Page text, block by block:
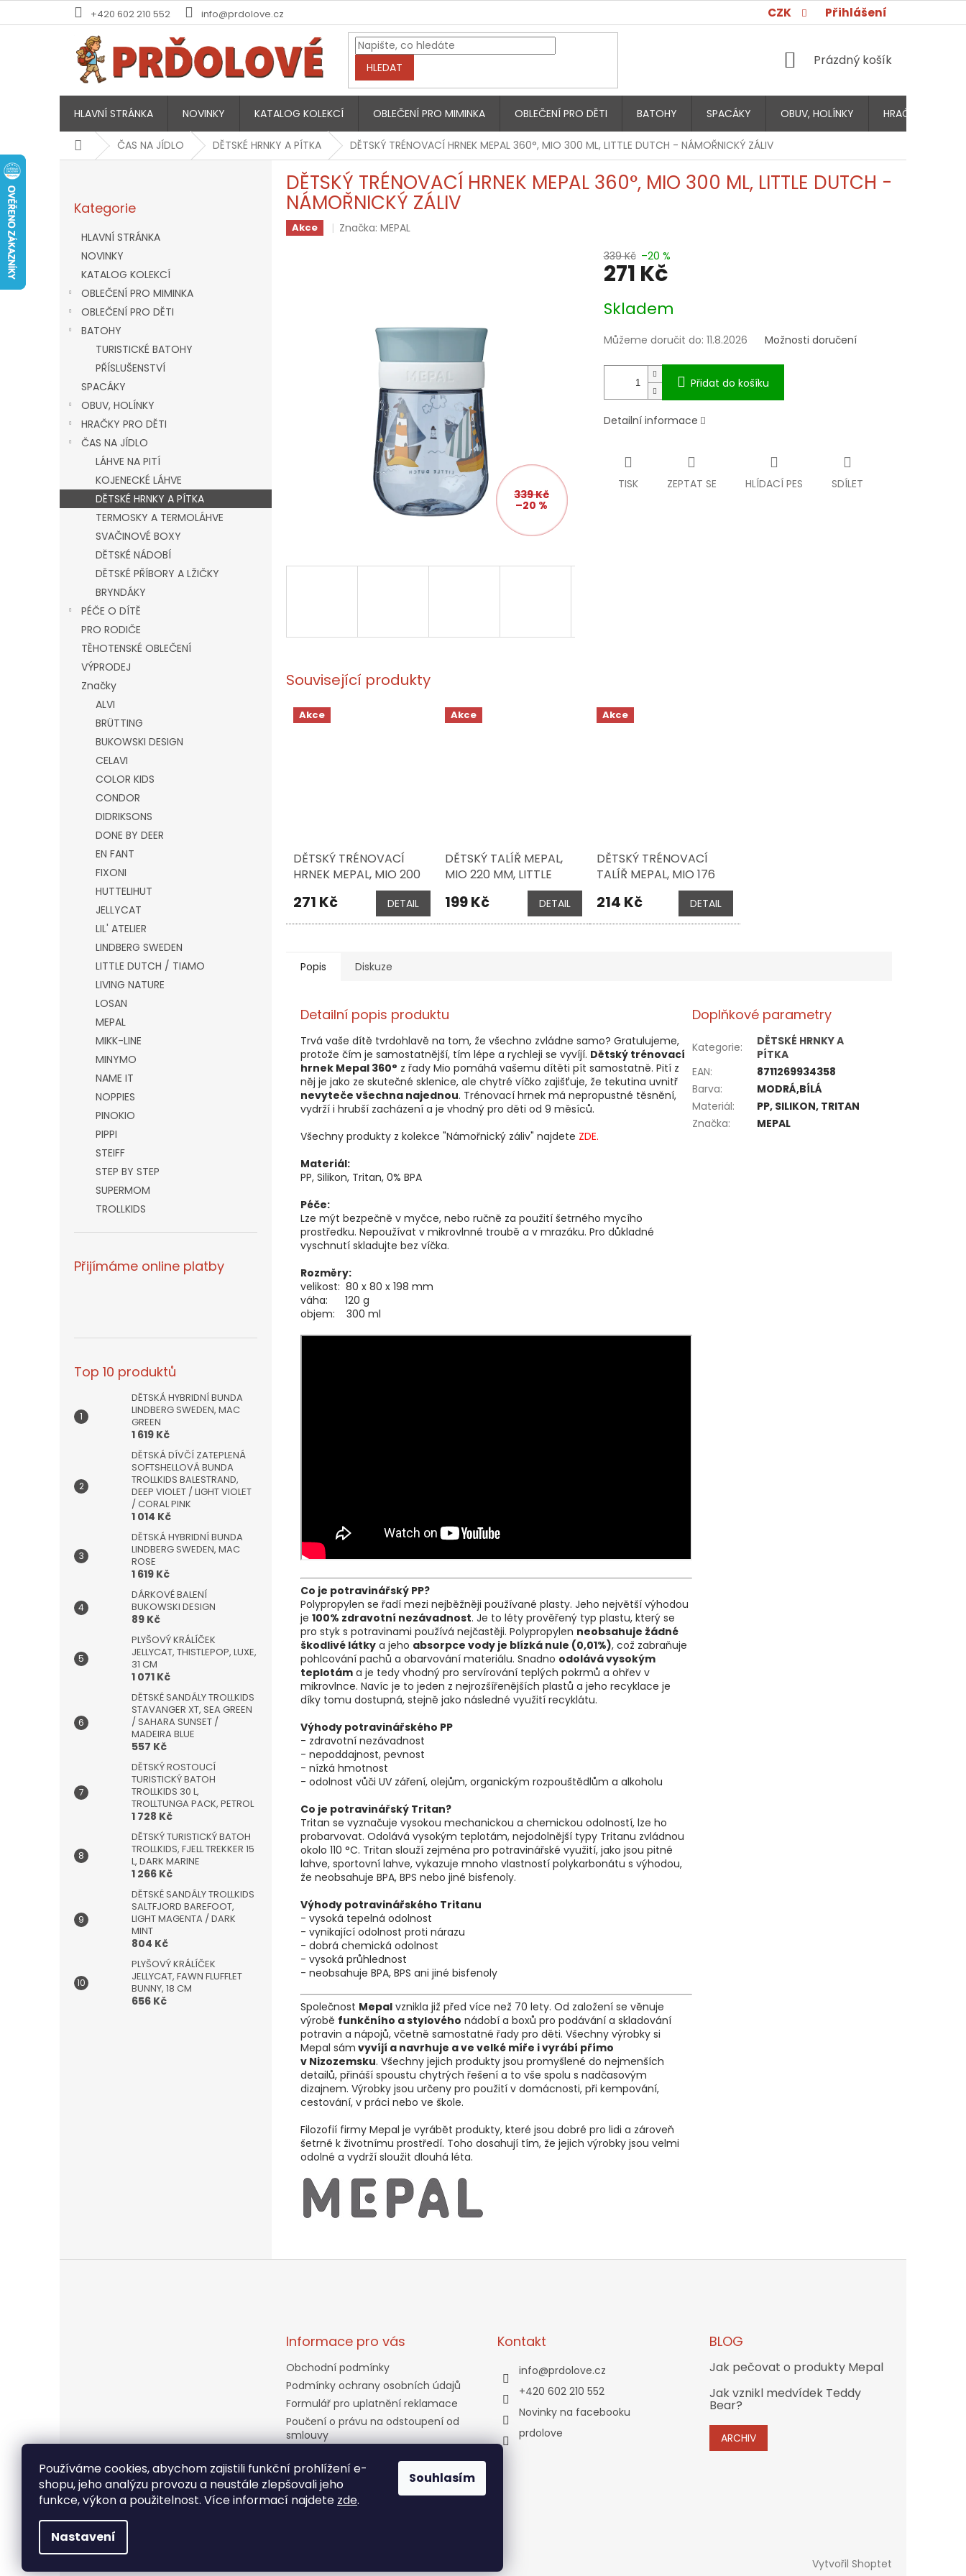
Používáme cookies, abychom zajistili funkční prohlížení e-
shopu, jeho analýzu provozu a neustále zlepšovali jeho
funkce, výkon a použitelnost. Více informací najdete zde.
Nastavení
Souhlasím
+420 602 210 552 info@prdolove.cz CZK Přihlášení
HLEDAT
NÁKUPNÍ
Prázdný košík
HLAVNÍ STRÁNKA NOVINKY KATALOG KOLEKCÍ OBLEČENÍ PRO MIMINKA OBLEČENÍ PRO DĚTI BATOHY SPACÁKY OBUV, HOLÍNKY HRAČKY PRO
DomůČAS NA JÍDLO DĚTSKÉ HRNKY A PÍTKA DĚTSKÝ TRÉNOVACÍ HRNEK MEPAL 360°, MIO 300 ML, LITTLE DUTCH - NÁMOŘNICKÝ ZÁLIV
kategorie
Kategorie
HLAVNÍ STRÁNKA
NOVINKY
KATALOG KOLEKCÍ
OBLEČENÍ PRO MIMINKA
OBLEČENÍ PRO DĚTI
BATOHY
TURISTICKÉ BATOHY
PŘÍSLUŠENSTVÍ
SPACÁKY
OBUV, HOLÍNKY
HRAČKY PRO DĚTI
ČAS NA JÍDLO
LÁHVE NA PITÍ
KOJENECKÉ LÁHVE
DĚTSKÉ HRNKY A PÍTKA
TERMOSKY A TERMOLÁHVE
SVAČINOVÉ BOXY
DĚTSKÉ NÁDOBÍ
DĚTSKÉ PŘÍBORY A LŽIČKY
BRYNDÁKY
PÉČE O DÍTĚ
PRO RODIČE
TĚHOTENSKÉ OBLEČENÍ
VÝPRODEJ
Značky
ALVI
BRÜTTING
BUKOWSKI DESIGN
CELAVI
COLOR KIDS
CONDOR
DIDRIKSONS
DONE BY DEER
EN FANT
FIXONI
HUTTELIHUT
JELLYCAT
LIL' ATELIER
LINDBERG SWEDEN
LITTLE DUTCH / TIAMO
LIVING NATURE
LOSAN
MEPAL
MIKK-LINE
MINYMO
NAME IT
NOPPIES
PINOKIO
PIPPI
STEIFF
STEP BY STEP
SUPERMOM
TROLLKIDS
Přijímáme online platby
Top 10 produktů
DĚTSKÁ HYBRIDNÍ BUNDA
LINDBERG SWEDEN, MAC
GREEN
1 619 Kč
DĚTSKÁ DÍVČÍ ZATEPLENÁ
SOFTSHELLOVÁ BUNDA
TROLLKIDS BALESTRAND,
DEEP VIOLET / LIGHT VIOLET
/ CORAL PINK
1 014 Kč
DĚTSKÁ HYBRIDNÍ BUNDA
LINDBERG SWEDEN, MAC
ROSE
1 619 Kč
DÁRKOVÉ BALENÍ
BUKOWSKI DESIGN
89 Kč
PLYŠOVÝ KRÁLÍČEK
JELLYCAT, THISTLEPOP, LUXE,
31 CM
1 071 Kč
DĚTSKÉ SANDÁLY TROLLKIDS
STAVANGER XT, SEA GREEN
/ SAHARA SUNSET /
MADEIRA BLUE
557 Kč
DĚTSKÝ ROSTOUCÍ
TURISTICKÝ BATOH
TROLLKIDS 30 L,
TROLLTUNGA PACK, PETROL
1 728 Kč
DĚTSKÝ TURISTICKÝ BATOH
TROLLKIDS, FJELL TREKKER 15
L, DARK MARINE
1 266 Kč
DĚTSKÉ SANDÁLY TROLLKIDS
SALTFJORD BAREFOOT,
LIGHT MAGENTA / DARK
MINT
804 Kč
PLYŠOVÝ KRÁLÍČEK
JELLYCAT, FAWN FLUFFLET
BUNNY, 18 CM
656 Kč
DĚTSKÝ TRÉNOVACÍ HRNEK MEPAL 360°, MIO 300 ML, LITTLE DUTCH -
NÁMOŘNICKÝ ZÁLIV
Akce Značka:MEPAL
339 Kč
–20 %
339 Kč –20 %
271 Kč
cena:
Skladem
Můžeme doručit do: 11.8.2026 Možnosti doručení
Přidat do košíku
Detailní informace
TISK ZEPTAT SE HLÍDACÍ PES SDÍLET
Související produkty
Akce
DĚTSKÝ TRÉNOVACÍ
HRNEK MEPAL, MIO 200
ML, LITTLE DUTCH -
NÁMOŘNICKÝ ZÁLIV
271 Kč DETAIL
Akce
DĚTSKÝ TALÍŘ MEPAL,
MIO 220 MM, LITTLE
DUTCH - NÁMOŘNICKÝ
ZÁLIV
199 Kč DETAIL
Akce
DĚTSKÝ TRÉNOVACÍ
TALÍŘ MEPAL, MIO 176
MM, LITTLE DUTCH -
NÁMOŘNICKÝ ZÁLIV
214 Kč DETAIL
Popis Diskuze
Detailní popis produktu
Trvá vaše dítě tvrdohlavě na tom, že všechno zvládne samo? Gratulujeme,
protože čím je samostatnější, tím lépe a rychleji se vyvíjí. Dětský trénovací
hrnek Mepal 360° z řady Mio pomáhá vašemu dítěti pít samostatně. Pití z
něj je jako ze skutečné sklenice, ale chytré víčko zajišťuje, že tekutina uvnitř
nevyteče všechna najednou. Trénovací hrnek má nepropustné těsnění,
vydrží i hrubší zacházení a je vhodný pro děti od 9 měsíců.
Všechny produkty z kolekce "Námořnický záliv" najdete ZDE.
Materiál:
PP, Silikon, Tritan, 0% BPA
Péče:
Lze mýt bezpečně v myčce, nebo ručně za použití šetrného mycího
prostředku. Nepoužívat v mikrovlnné troubě a v mrazáku. Pro důkladné
vyschnutí skladujte bez víčka.
Rozměry:
velikost: 80 x 80 x 198 mm
váha: 120 g
objem: 300 ml
Co je potravinářský PP?
Polypropylen se řadí mezi nejběžněji používané plasty. Jeho největší výhodou
je 100% zdravotní nezávadnost. Je to léty prověřený typ plastu, který se
pro styk s potravinami používá nejčastěji. Polypropylen neobsahuje žádné
škodlivé látky a jeho absorpce vody je blízká nule (0,01%), což zabraňuje
pohlcování pachů a obarvování materiálu. Snadno odolává vysokým
teplotám a je tedy vhodný pro servírování teplých pokrmů a ohřev v
mikrovlnce. Navíc je to jeden z nejrozšířenějších plastů a jeho recyklace je
díky tomu dostupná, stejně jako následné využití recyklátu.
Výhody potravinářského PP
- zdravotní nezávadnost
- nepoddajnost, pevnost
- nízká hmotnost
- odolnost vůči UV záření, olejům, organickým rozpouštědlům a alkoholu
Co je potravinářský Tritan?
Tritan se vyznačuje vysokou mechanickou a chemickou odolností, lze ho
probarvovat. Odolává vysokým teplotám, nejodolnější typy Tritanu zvládnou
okolo 110 °C. Tritan slouží zejména pro potravinářské využití, jako jsou pitné
lahve, sportovní lahve, vykazuje mnoho vlastností polykarbonátu s výhodou,
že neobsahuje BPA, BPS nebo jiné bisfenoly.
Výhody potravinářského Tritanu
- vysoká tepelná odolnost
- vynikající odolnost proti nárazu
- dobrá chemická odolnost
- vysoká průhlednost
- neobsahuje BPA, BPS ani jiné bisfenoly
Společnost Mepal vznikla již před více než 70 lety. Od založení se věnuje
výrobě funkčního a stylového nádobí a boxů pro podávání a skladování
potravin a nápojů, včetně samostatné řady pro děti. Všechny výrobky si
Mepal sám vyvíjí a navrhuje a ve velké míře i vyrábí přímo
v Nizozemsku. Všechny jejich produkty jsou promyšlené do nejmenších
detailů, přináší spoustu chytrých řešení a to vše spolu s nadčasovým
dizajnem. Výrobky jsou určeny pro použití v domácnosti, při kempování,
cestování, v práci nebo ve škole.
Filozofií firmy Mepal je vyrábět produkty, které jsou dobré pro lidi a zároveň
šetrné k životnímu prostředí. Toho dosahují tím, že jejich výrobky jsou velmi
odolné a vydrží sloužit dlouhá léta.
Doplňkové parametry
Kategorie:
DĚTSKÉ HRNKY A
PÍTKA
EAN:
8711269934358
Barva:
MODRÁ,BÍLÁ
Materiál:
PP, SILIKON, TRITAN
Značka: MEPAL
Informace pro vás
Obchodní podmínky
Podmínky ochrany osobních údajů
Formulář pro uplatnění reklamace
Poučení o právu na odstoupení od
smlouvy
Věrnostní program
Kontakty
Moje objednávka
Kontakt
info@prdolove.cz
+420 602 210 552
Novinky na facebooku
prdolove
BLOG
Jak pečovat o produkty Mepal
Jak vznikl medvídek Teddy
Bear?
ARCHIV
Vytvořil Shoptet